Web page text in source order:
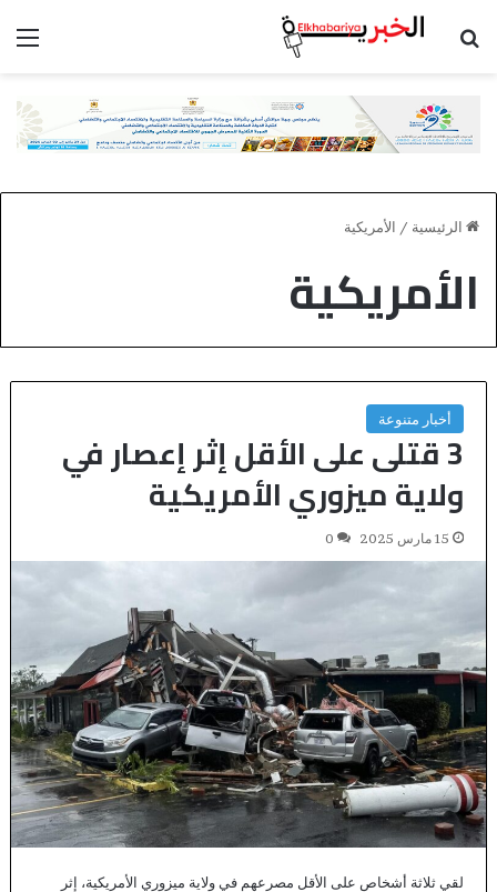
بحث عن
الرئيسية / الأمريكية
الأمريكية
أخبار متنوعة
3 قتلى على الأقل إثر إعصار في
ولاية ميزوري الأمريكية
15 مارس 2025 0
لقي ثلاثة أشخاص على الأقل مصرعهم في ولاية ميزوري الأمريكية، إثر